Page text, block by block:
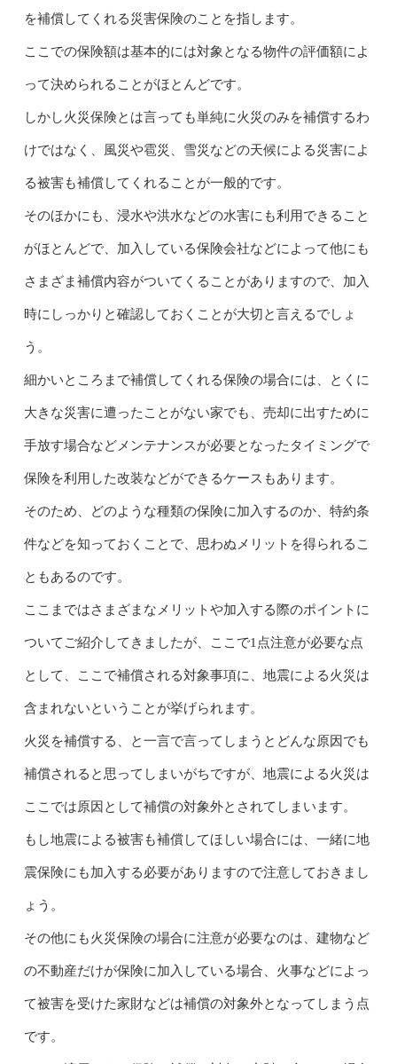
を補償してくれる災害保険のことを指します。
ここでの保険額は基本的には対象となる物件の評価額によ
って決められることがほとんどです。
しかし火災保険とは言っても単純に火災のみを補償するわ
けではなく、風災や雹災、雪災などの天候による災害によ
る被害も補償してくれることが一般的です。
そのほかにも、浸水や洪水などの水害にも利用できること
がほとんどで、加入している保険会社などによって他にも
さまざま補償内容がついてくることがありますので、加入
時にしっかりと確認しておくことが大切と言えるでしょ
う。
細かいところまで補償してくれる保険の場合には、とくに
大きな災害に遭ったことがない家でも、売却に出すために
手放す場合などメンテナンスが必要となったタイミングで
保険を利用した改装などができるケースもあります。
そのため、どのような種類の保険に加入するのか、特約条
件などを知っておくことで、思わぬメリットを得られるこ
ともあるのです。
ここまではさまざまなメリットや加入する際のポイントに
ついてご紹介してきましたが、ここで1点注意が必要な点
として、ここで補償される対象事項に、地震による火災は
含まれないということが挙げられます。
火災を補償する、と一言で言ってしまうとどんな原因でも
補償されると思ってしまいがちですが、地震による火災は
ここでは原因として補償の対象外とされてしまいます。
もし地震による被害も補償してほしい場合には、一緒に地
震保険にも加入する必要がありますので注意しておきまし
ょう。
その他にも火災保険の場合に注意が必要なのは、建物など
の不動産だけが保険に加入している場合、火事などによっ
て被害を受けた家財などは補償の対象外となってしまう点
です。